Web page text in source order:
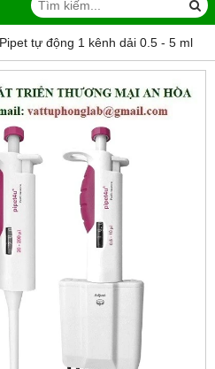
Pipet tự động 1 kênh dải 0.5 - 5 ml